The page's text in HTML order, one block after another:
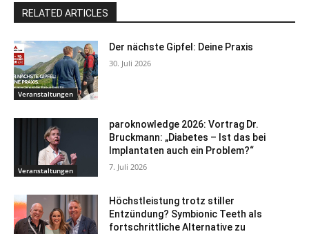
RELATED ARTICLES
Veranstaltungen
Der nächste Gipfel: Deine Praxis
30. Juli 2026
Veranstaltungen
paroknowledge 2026: Vortrag Dr.
Bruckmann: „Diabetes – Ist das bei
Implantaten auch ein Problem?“
7. Juli 2026
Höchstleistung trotz stiller
Entzündung? Symbionic Teeth als
fortschrittliche Alternative zu